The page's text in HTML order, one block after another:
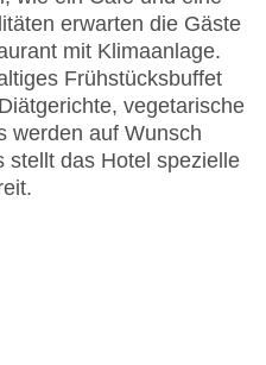
2004
6
Gebühr
206
Express, Diners Club,
Visa
erwarten die Gäste
mit Klimaanlage.
Frühstücksbuffet
vegetarische
werden auf Wunsch
stellt das Hotel spezielle